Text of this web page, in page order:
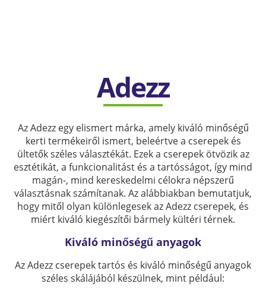
Adezz
Az Adezz egy elismert márka, amely kiváló minőségű
kerti termékeiről ismert, beleértve a cserepek és
ültetők széles választékát. Ezek a cserepek ötvözik az
esztétikát, a funkcionalitást és a tartósságot, így mind
magán-, mind kereskedelmi célokra népszerű
választásnak számítanak. Az alábbiakban bemutatjuk,
hogy mitől olyan különlegesek az Adezz cserepek, és
miért kiváló kiegészítői bármely kültéri térnek.
Kiváló minőségű anyagok
Az Adezz cserepek tartós és kiváló minőségű anyagok
széles skálájából készülnek, mint például: